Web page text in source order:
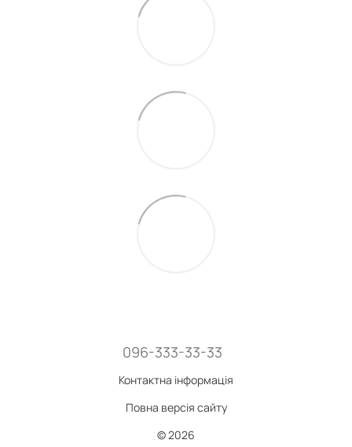
096-333-33-33
Контактна інформація
Повна версія сайту
© 2026